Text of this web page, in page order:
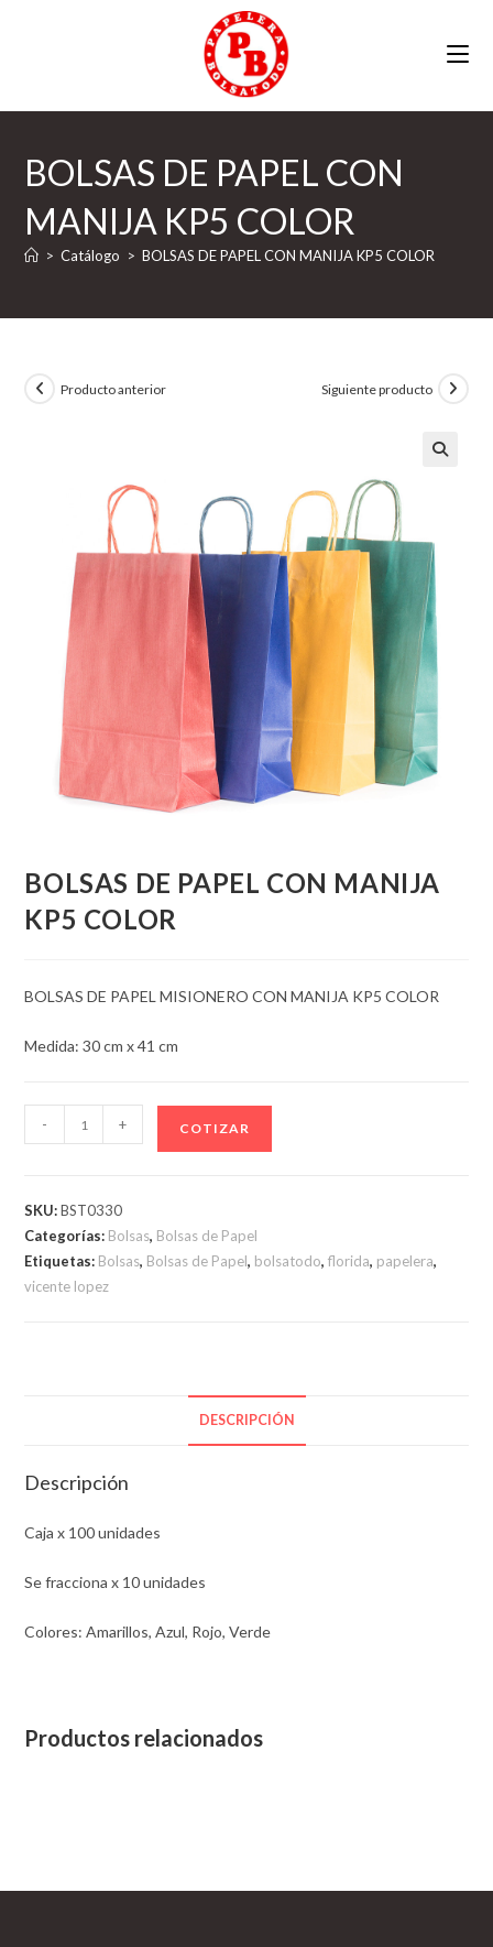
BOLSAS DE PAPEL CON
MANIJA KP5 COLOR
> Catálogo > BOLSAS DE PAPEL CON MANIJA KP5 COLOR
Producto anterior Siguiente producto
BOLSAS DE PAPEL CON MANIJA
KP5 COLOR
BOLSAS DE PAPEL MISIONERO CON MANIJA KP5 COLOR
Medida: 30 cm x 41 cm
DE
MANIJA
KP5
COLOR
- + COTIZAR
SKU:BST0330
Categorías: Bolsas, Bolsas de Papel
Etiquetas: Bolsas, Bolsas de Papel, bolsatodo,florida, papelera,
vicente lopez
DESCRIPCIÓN
Descripción
Caja x 100 unidades
Se fracciona x 10 unidades
Colores: Amarillos, Azul, Rojo, Verde
Productos relacionados